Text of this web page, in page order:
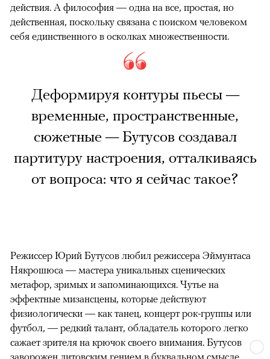
действия. А философия — одна на все, простая, но
действенная, поскольку связана с поиском человеком
себя единственного в осколках множественности.
Деформируя контуры пьесы —
временные, пространственные,
сюжетные — Бутусов создавал
партитуру настроения, отталкиваясь
от вопроса: что я сейчас такое?
Режиссер Юрий Бутусов любил режиссера Эймунтаса
Някрошюса — мастера уникальных сценических
метафор, зримых и запоминающихся. Чутье на
эффектные мизансцены, которые действуют
физиологически — как танец, концерт рок-группы или
футбол, — редкий талант, обладатель которого легко
сажает зрителя на крючок своего внимания. Бутусов